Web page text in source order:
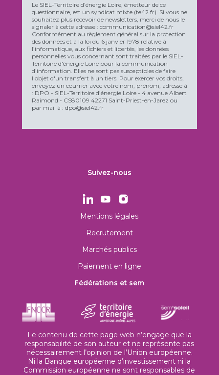
Le SIEL-Territoire d’énergie Loire, émetteur de ce
questionnaire, est un syndicat mixte (te42.fr). Si vous ne
souhaitez plus recevoir de newsletters, merci de nous le
signaler à cette adresse : communication@siel42.fr
Conformément au règlement général sur la protection
des données et à la loi du 6 janvier 1978 relative à
l’informatique, aux fichiers et libertés, les données
personnelles vous concernant sont traitées par le SIEL-
Territoire d'énergie Loire pour la communication
d'information. Elles ne sont pas susceptibles de faire
l'objet d'un transfert à un tiers. Pour exercer vos droits,
envoyez un courrier avec votre nom, prénom, adresse à
: DPO - SIEL-Territoire d’énergie Loire - 4 avenue Albert
Raimond - CS80109 42271 Saint-Priest-en-Jarez ou
par mail à : dpo@siel42.fr
Suivez-nous
Mentions légales
Recrutement
Marchés publics
Paiement en ligne
Fédérations et sem
Le contenu de cette page web n’engage que la
responsabilité de son auteur et ne représente pas
nécessairement l’opinion de l’Union européenne.
Ni la Banque européenne d’investissement ni la
Commission européenne ne sont responsables de